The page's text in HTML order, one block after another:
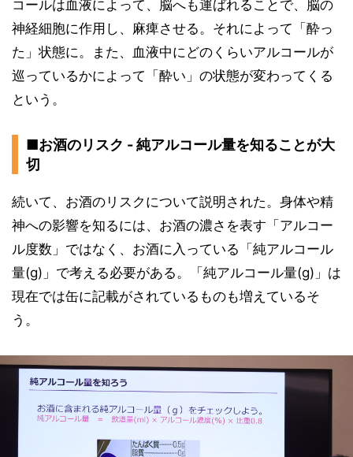
コールは血液によって、脳へも運ばれることで、脳の
神経細胞に作用し、麻痺させる。それによって「酔っ
た」状態に。また、血液中にどのくらいアルコールが
巡っているかによって「酔い」の状態が変わってくる
という。
■お酒のリスク - 純アルコール量を知ることが大
切
続いて、お酒のリスクについて説明された。身体や精
神への影響を知るには、お酒の濃さを表す「アルコー
ル度数」ではなく、お酒に入っている「純アルコール
量(g)」で考える必要がある。「純アルコール量(g)」は
現在では缶に記載がされているものも増えているそ
う。